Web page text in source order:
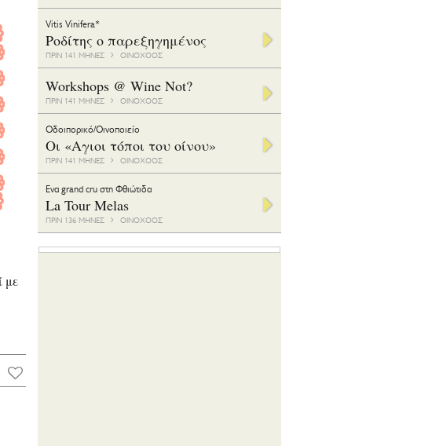
με
Vitis Vinifera*
Ροδίτης ο παρεξηγημένος
ΠΡΙΝ 141 ΜΗΝΕΣ ΟΙΝΟΧΟΟΣ
Workshops @ Wine Not?
ΠΡΙΝ 141 ΜΗΝΕΣ ΟΙΝΟΧΟΟΣ
Οδοιπορικό/Οινοποιείο
Οι «Αγιοι τόποι του οίνου»
ΠΡΙΝ 141 ΜΗΝΕΣ ΟΙΝΟΧΟΟΣ
Eνα grand cru στη Φθιώτιδα
La Tour Melas
ΠΡΙΝ 136 ΜΗΝΕΣ ΟΙΝΟΧΟΟΣ